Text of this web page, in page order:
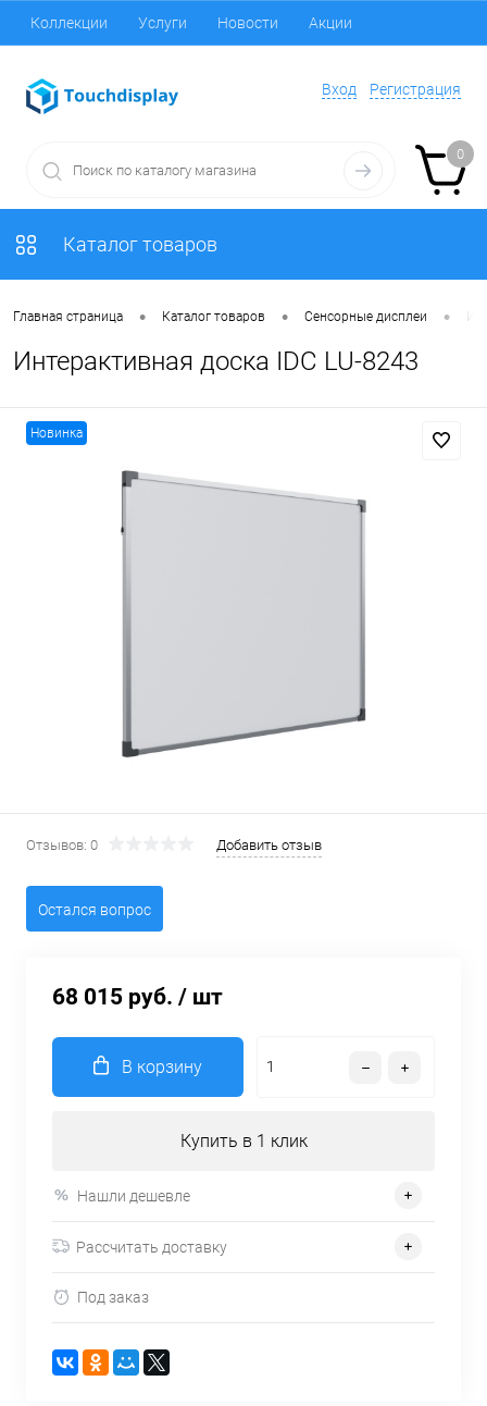
Коллекции Услуги Новости Акции
Вход Регистрация
0
Каталог товаров
Главная страница • Каталог товаров • Сенсорные дисплеи •
Интерактивная доска IDC LU-8243
Новинка
Отзывов: 0 Добавить отзыв
Остался вопрос
68 015 руб. / шт
В корзину
Купить в 1 клик
Нашли дешевле
Рассчитать доставку
Под заказ